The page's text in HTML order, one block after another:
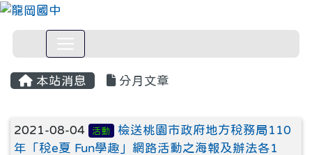
本站消息 分月文章
文章列表
2021-08-04 活動
檢送桃園市政府地方稅務局110
年「稅e夏 Fun學趣」網路活動之海報及辦法各1